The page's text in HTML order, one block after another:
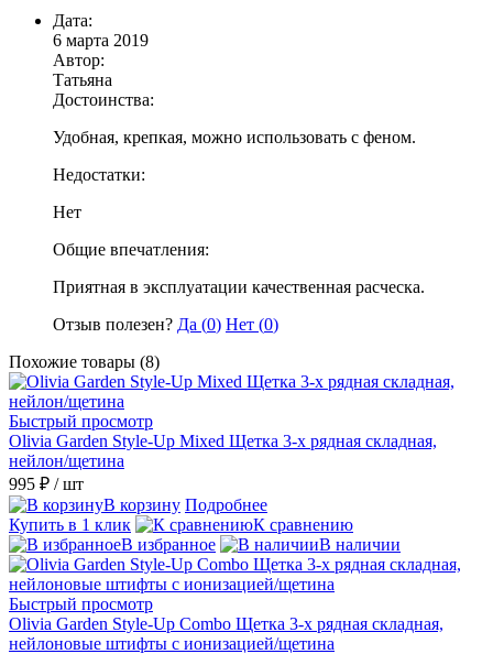
Дата:
6 марта 2019
Автор:
Татьяна
Достоинства:
Удобная, крепкая, можно использовать с феном.
Недостатки:
Нет
Общие впечатления:
Приятная в эксплуатации качественная расческа.
Отзыв полезен? Да (0) Нет (0)
Похожие товары (8)
Быстрый просмотр
Olivia Garden Style-Up Mixed Щетка 3-х рядная складная,
нейлон/щетина
995 ₽ / шт
В корзину Подробнее
Купить в 1 клик
К сравнению
В избранное
В наличии
Быстрый просмотр
Olivia Garden Style-Up Combo Щетка 3-х рядная складная,
нейлоновые штифты с ионизацией/щетина